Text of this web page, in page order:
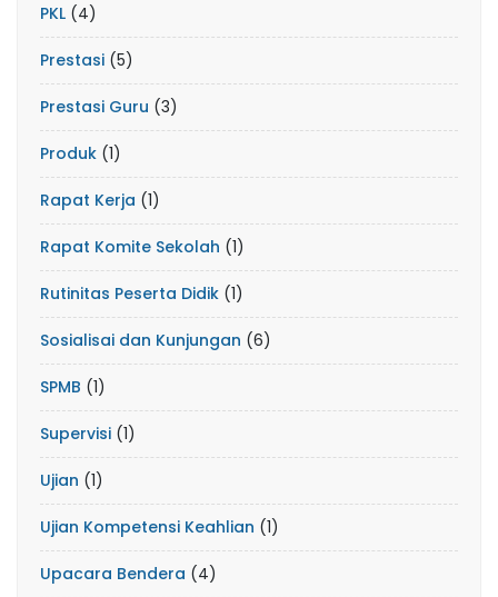
PKL (4)
Prestasi (5)
Prestasi Guru (3)
Produk (1)
Rapat Kerja (1)
Rapat Komite Sekolah (1)
Rutinitas Peserta Didik (1)
Sosialisai dan Kunjungan (6)
SPMB (1)
Supervisi (1)
Ujian (1)
Ujian Kompetensi Keahlian (1)
Upacara Bendera (4)